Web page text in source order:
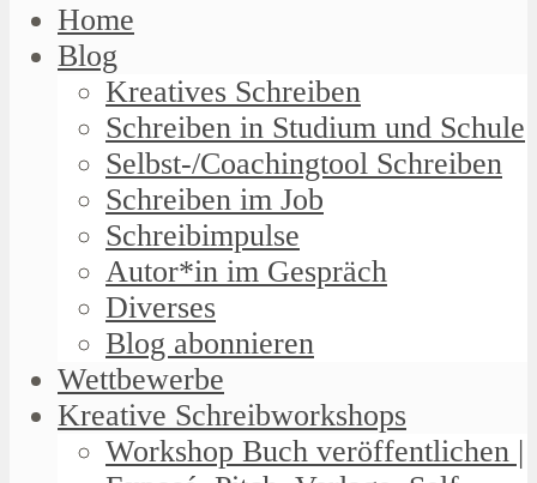
Home
Blog
Kreatives Schreiben
Schreiben in Studium und Schule
Selbst-/Coachingtool Schreiben
Schreiben im Job
Schreibimpulse
Autor*in im Gespräch
Diverses
Blog abonnieren
Wettbewerbe
Kreative Schreibworkshops
Workshop Buch veröffentlichen |